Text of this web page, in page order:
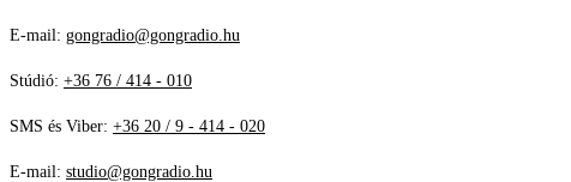
E-mail: gongradio@gongradio.hu
Stúdió: +36 76 / 414 - 010
SMS és Viber: +36 20 / 9 - 414 - 020
E-mail: studio@gongradio.hu